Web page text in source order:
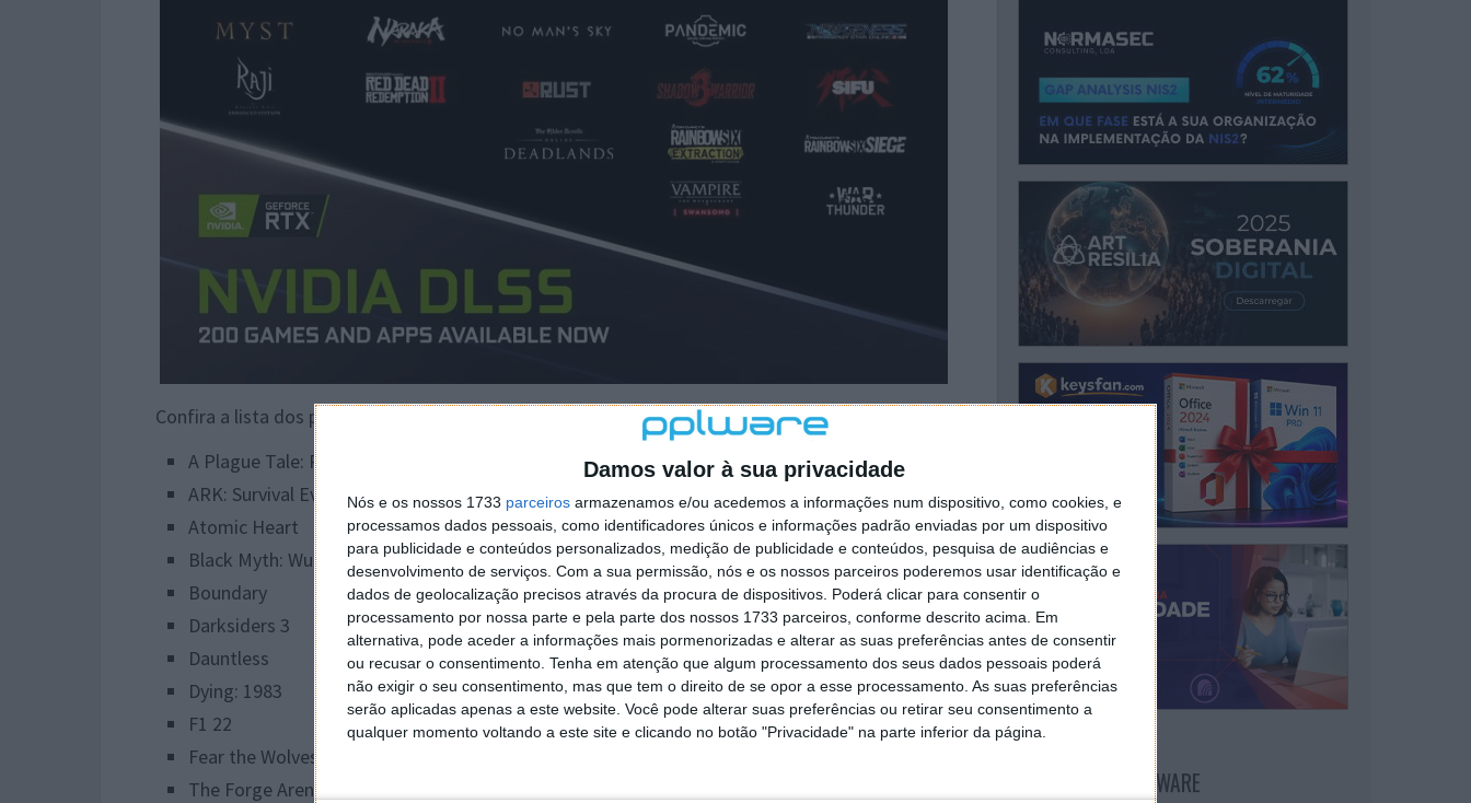
Damos valor à sua privacidade
Nós e os nossos 1733 parceiros armazenamos e/ou acedemos a informações num dispositivo, como cookies, e
processamos dados pessoais, como identificadores únicos e informações padrão enviadas por um dispositivo
para publicidade e conteúdos personalizados, medição de publicidade e conteúdos, pesquisa de audiências e
desenvolvimento de serviços. Com a sua permissão, nós e os nossos parceiros poderemos usar identificação e
dados de geolocalização precisos através da procura de dispositivos. Poderá clicar para consentir o
processamento por nossa parte e pela parte dos nossos 1733 parceiros, conforme descrito acima. Em
alternativa, pode aceder a informações mais pormenorizadas e alterar as suas preferências antes de consentir
ou recusar o consentimento. Tenha em atenção que algum processamento dos seus dados pessoais poderá
não exigir o seu consentimento, mas que tem o direito de se opor a esse processamento. As suas preferências
serão aplicadas apenas a este website. Você pode alterar suas preferências ou retirar seu consentimento a
qualquer momento voltando a este site e clicando no botão "Privacidade" na parte inferior da página.
Confira a lista dos próximos jogos que vão receber a tecnologia DLSS da Nvidia:
A Plague Tale: Requiem
ARK: Survival Evolved
Atomic Heart
Black Myth: Wukong
Boundary
Darksiders 3
Dauntless
Dying: 1983
F1 22
Fear the Wolves
The Forge Arena
NEWSLETTER PPLWARE